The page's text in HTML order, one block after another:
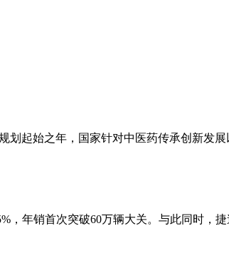
划起始之年，国家针对中医药传承创新发
，年销首次突破60万辆大关。与此同时，